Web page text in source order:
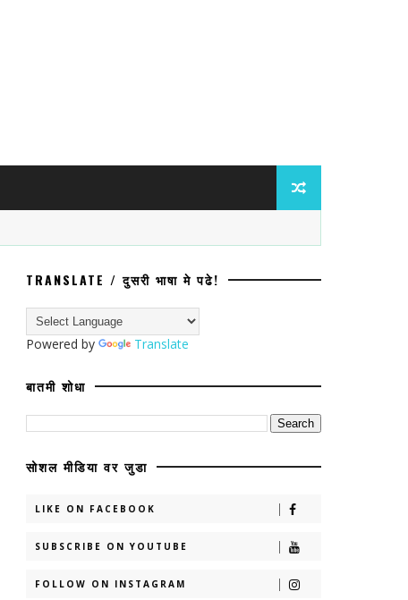
व जातीय अपमानाचा आरोप
TRANSLATE / दुसरी भाषा मे पढे!
Powered by Translate
बातमी शोधा
सोशल मीडिया वर जुडा
LIKE ON FACEBOOK
SUBSCRIBE ON YOUTUBE
FOLLOW ON INSTAGRAM